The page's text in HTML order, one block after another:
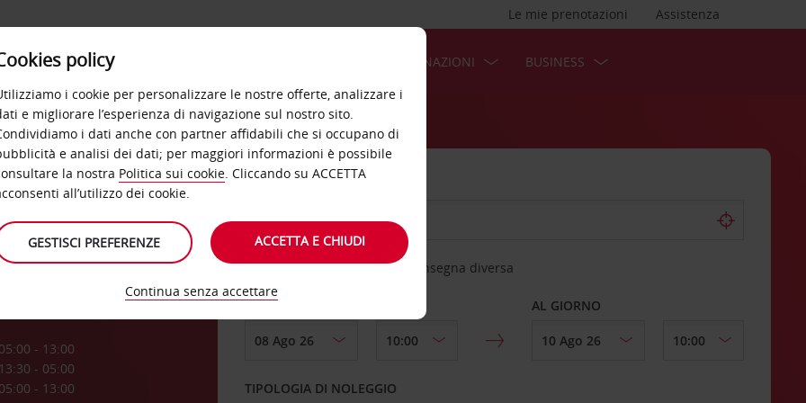
Assistenza
Le mie prenotazioni
OFFERTE DESTINAZIONI BUSINESS
05:00 - 13:00
13:30 - 05:00
05:00 - 13:00
Scegli una località di riconsegna diversa
DAL GIORNO AL GIORNO
TIPOLOGIA DI NOLEGGIO
policy
i cookie per personalizzare le nostre offerte, analizzare i
e migliorare l’esperienza di navigazione sul nostro sito.
i dati anche con partner affidabili che si occupano di
e analisi dei dati; per maggiori informazioni è possibile
la nostra Politica sui cookie. Cliccando su ACCETTA
all’utilizzo dei cookie.
GESTISCI PREFERENZE ACCETTA E CHIUDI
Continua senza accettare